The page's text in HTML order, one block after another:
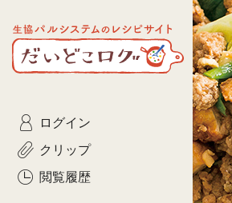
生協パルシステムのレシピ
サイト
だいどこログ
ログイン
クリップ
閲覧履歴